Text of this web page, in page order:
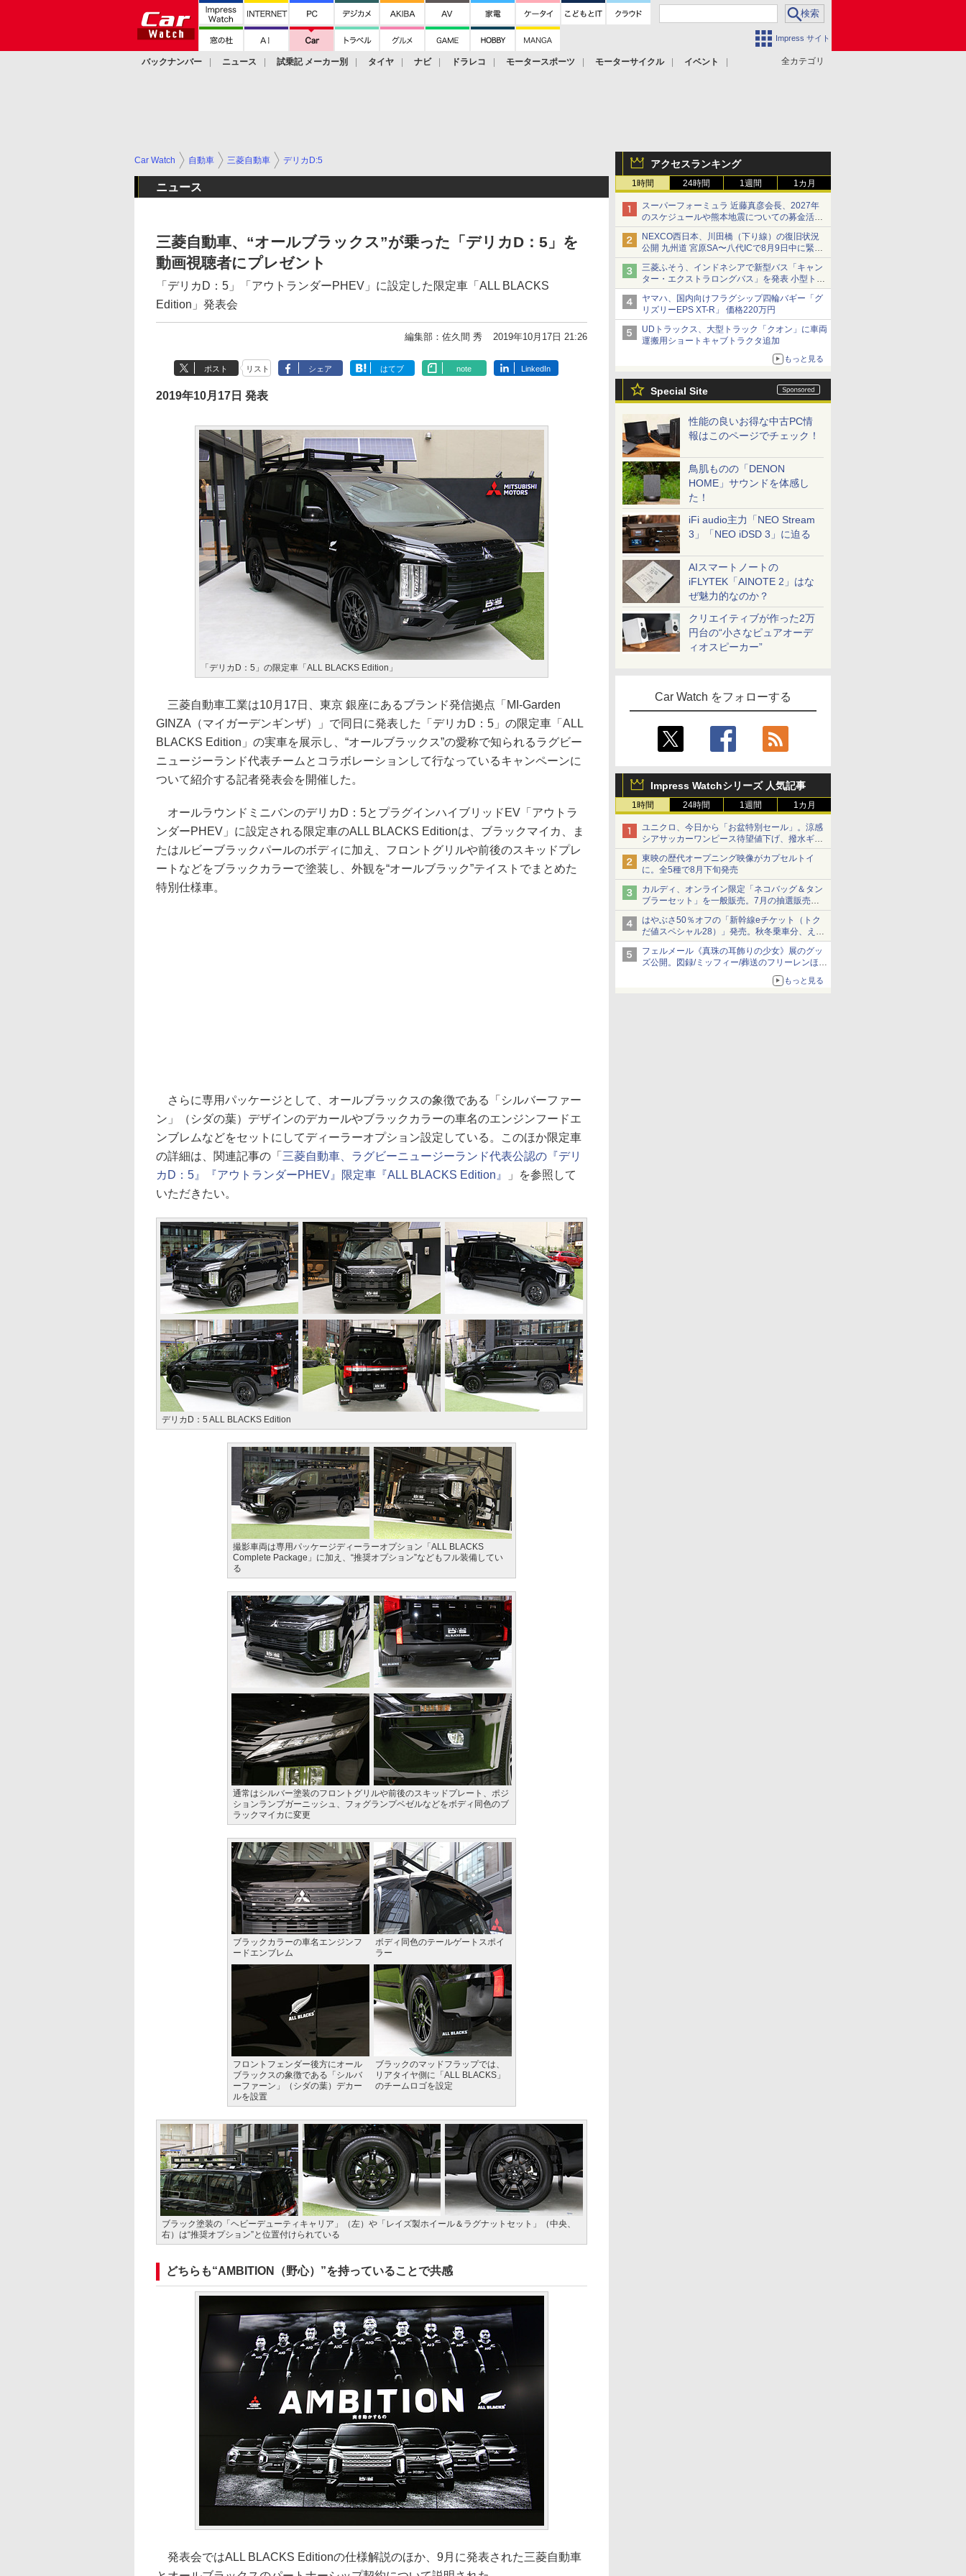
Impress サイト
全カテゴリ
バックナンバー ニュース 試乗記 メーカー別 タイヤ ナビ ドラレコ モータースポーツ モーターサイクル
イベント
アクセスランキング
1時間 24時間 1週間 1カ月
スーパーフォーミュラ 近藤真彦会長、2027年
のスケジュールや熊本地震についての募金活動
を紹介
NEXCO西日本、川田橋（下り線）の復旧状況
公開 九州道 宮原SA〜八代ICで8月9日中に緊急
車両を通行可能に
三菱ふそう、インドネシアで新型バス「キャン
ター・エクストラロングバス」を発表 小型トラ
ックベースの観光・旅客輸送向けバス
ヤマハ、国内向けフラグシップ四輪バギー「グ
リズリーEPS XT-R」 価格220万円
UDトラックス、大型トラック「クオン」に車両
運搬用ショートキャブトラクタ追加
もっと見る
Special Site
性能の良いお得な中古PC情
報はこのページでチェック！
鳥肌ものの「DENON
HOME」サウンドを体感し
た！
iFi audio主力「NEO Stream
3」「NEO iDSD 3」に迫る
AIスマートノートの
iFLYTEK「AINOTE 2」はな
ぜ魅力的なのか？
クリエイティブが作った2万
円台の“小さなピュアオーデ
ィオスピーカー”
Car Watch をフォローする
Impress Watchシリーズ 人気記事
1時間 24時間 1週間 1カ月
ユニクロ、今日から「お盆特別セール」。涼感
シアサッカーワンピース待望値下げ、撥水ギア
ショーツは1990円に
東映の歴代オープニング映像がカプセルトイ
に。全5種で8月下旬発売
カルディ、オンライン限定「ネコバッグ＆タン
ブラーセット」を一般販売。7月の抽選販売の
当選無効分
はやぶさ50％オフの「新幹線eチケット（トク
だ値スペシャル28）」発売。秋冬乗車分、えき
ねっと限定
フェルメール《真珠の耳飾りの少女》展のグッ
ズ公開。図録/ミッフィー/葬送のフリーレンほ
もっと見る
Car Watch 自動車 三菱自動車 デリカD:5
ニュース
三菱自動車、“オールブラックス”が乗った「デリカD：5」を
動画視聴者にプレゼント
「デリカD：5」「アウトランダーPHEV」に設定した限定車「ALL BLACKS
Edition」発表会
編集部：佐久間 秀 2019年10月17日 21:26
ポスト リスト シェア はてブ note LinkedIn
2019年10月17日 発表
「デリカD：5」の限定車「ALL BLACKS Edition」
三菱自動車工業は10月17日、東京 銀座にあるブランド発信拠点「MI-Garden
GINZA（マイガーデンギンザ）」で同日に発表した「デリカD：5」の限定車「ALL
BLACKS Edition」の実車を展示し、“オールブラックス”の愛称で知られるラグビー
ニュージーランド代表チームとコラボレーションして行なっているキャンペーンに
ついて紹介する記者発表会を開催した。
オールラウンドミニバンのデリカD：5とプラグインハイブリッドEV「アウトラ
ンダーPHEV」に設定される限定車のALL BLACKS Editionは、ブラックマイカ、ま
たはルビーブラックパールのボディに加え、フロントグリルや前後のスキッドプレ
ートなどをブラックカラーで塗装し、外観を“オールブラック”テイストでまとめた
特別仕様車。
さらに専用パッケージとして、オールブラックスの象徴である「シルバーファー
ン」（シダの葉）デザインのデカールやブラックカラーの車名のエンジンフードエ
ンブレムなどをセットにしてディーラーオプション設定している。このほか限定車
の詳細は、関連記事の「 三菱自動車、ラグビーニュージーランド代表公認の『デリ
カD：5』『アウトランダーPHEV』限定車『ALL BLACKS Edition』
」を参照して
いただきたい。
デリカD：5 ALL BLACKS Edition
撮影車両は専用パッケージディーラーオプション「ALL BLACKS
Complete Package」に加え、“推奨オプション”などもフル装備してい
る
通常はシルバー塗装のフロントグリルや前後のスキッドプレート、ポジ
ションランプガーニッシュ、フォグランプベゼルなどをボディ同色のブ
ラックマイカに変更
ブラックカラーの車名エンジンフ
ードエンブレム
ボディ同色のテールゲートスポイ
ラー
フロントフェンダー後方にオール
ブラックスの象徴である「シルバ
ーファーン」（シダの葉）デカー
ルを設置
ブラックのマッドフラップでは、
リアタイヤ側に「ALL BLACKS」
のチームロゴを設定
ブラック塗装の「ヘビーデューティキャリア」（左）や「レイズ製ホイール＆ラグナットセット」（中央、
右）は“推奨オプション”と位置付けられている
どちらも“AMBITION（野心）”を持っていることで共感
発表会ではALL BLACKS Editionの仕様解説のほか、9月に発表された三菱自動車